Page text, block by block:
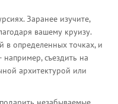
Заранее изучите,
вашему круизу.
в определенных точках, и
съездить на
архитектурой или